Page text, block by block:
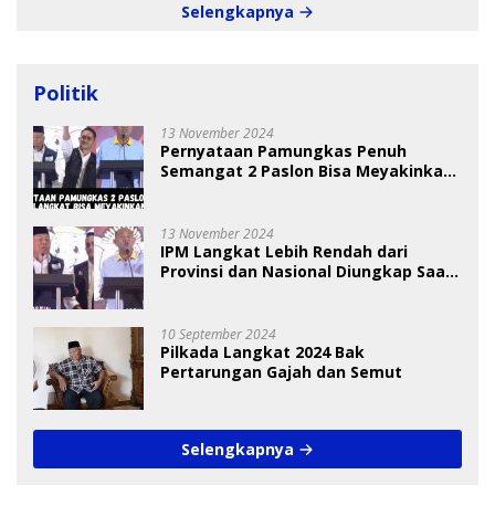
Selengkapnya
Politik
13 November 2024
Pernyataan Pamungkas Penuh
Semangat 2 Paslon Bisa Meyakinkan
13 November 2024
IPM Langkat Lebih Rendah dari
Provinsi dan Nasional Diungkap Saat
10 September 2024
Pilkada Langkat 2024 Bak
Pertarungan Gajah dan Semut
Selengkapnya